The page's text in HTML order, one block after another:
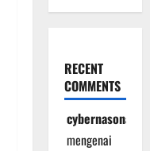
RECENT
COMMENTS
cybernasonal
mengenai